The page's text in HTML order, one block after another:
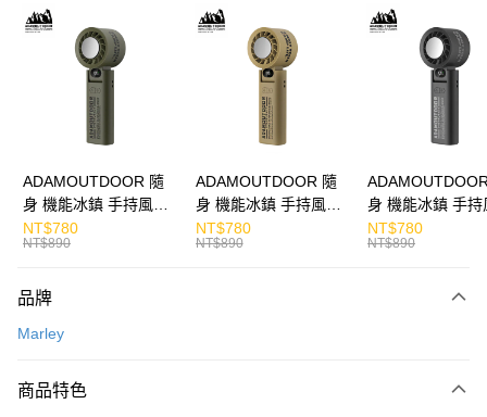
LINE Pay
Apple Pay
運送方式
每筆NT$130，滿NT$399(含以上)免運費
ADAMOUTDOOR 隨
身 機能冰鎮 手持風扇
掛繩
NT$780
NT$890
ADAMOUTDOOR 隨
身 機能冰鎮 手持風扇
掛繩
NT$780
NT$890
身 機能冰鎮 手持
掛繩
NT$780
NT$890
品牌
Marley
商品特色